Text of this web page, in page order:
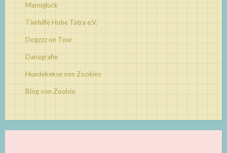
Mamiglück
Tierhilfe Hohe Tatra e.V.
Dogzzz on Tour
Danagrafie
Hundekekse von Zookies
Blog von Zoobio